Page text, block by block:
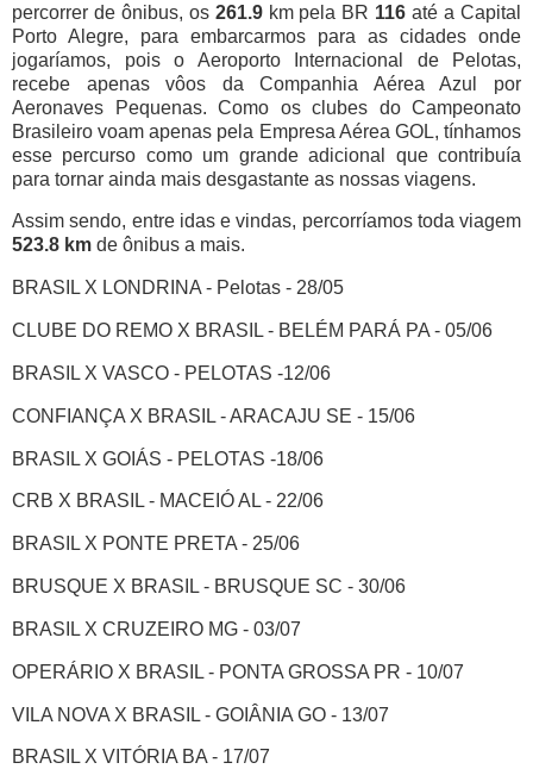
percorrer de ônibus, os 261.9km pela BR 116 até a Capital
Porto Alegre, para embarcarmos para as cidades onde
jogaríamos, pois o Aeroporto Internacional de Pelotas,
recebe apenas vôos da Companhia Aérea Azul por
Aeronaves Pequenas. Como os clubes do Campeonato
Brasileiro voam apenas pela Empresa Aérea GOL, tínhamos
esse percurso como um grande adicional que contribuía
para tornar ainda mais desgastante as nossas viagens.
Assim sendo, entre idas e vindas, percorríamos toda viagem
523.8 km de ônibus a mais.
BRASIL X LONDRINA - Pelotas - 28/05
CLUBE DO REMO X BRASIL - BELÉM PARÁ PA - 05/06
BRASIL X VASCO - PELOTAS -12/06
CONFIANÇA X BRASIL - ARACAJU SE - 15/06
BRASIL X GOIÁS - PELOTAS -18/06
CRB X BRASIL - MACEIÓ AL - 22/06
BRASIL X PONTE PRETA - 25/06
BRUSQUE X BRASIL - BRUSQUE SC - 30/06
BRASIL X CRUZEIRO MG - 03/07
OPERÁRIO X BRASIL - PONTA GROSSA PR - 10/07
VILA NOVA X BRASIL - GOIÂNIA GO - 13/07
BRASIL X VITÓRIA BA - 17/07